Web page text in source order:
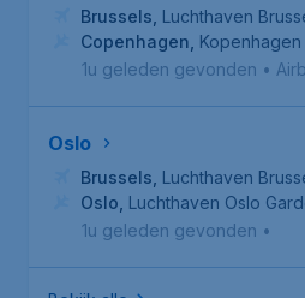
Brussels Luchthaven
Copenhagen
1u geleden gevonden •
Oslo
Brussels Luchthaven
Oslo Luchthaven Oslo
1u geleden gevonden •